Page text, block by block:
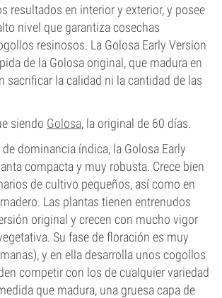
resultados en interior y exterior, y posee
nivel que garantiza cosechas
resinosos. La Golosa Early Version
de la Golosa original, que madura en
sacrificar la calidad ni la cantidad de las
siendo Golosa, la original de 60 días.
de dominancia índica, la Golosa Early
compacta y muy robusta. Crece bien
de cultivo pequeños, así como en
Las plantas tienen entrenudos
original y crecen con mucho vigor
Su fase de floración es muy
y en ella desarrolla unos cogollos
competir con los de cualquier variedad
que madura, una gruesa capa de